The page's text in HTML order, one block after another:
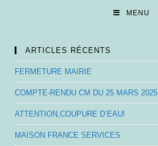
MENU
ARTICLES RÉCENTS
FERMETURE MAIRIE
COMPTE-RENDU CM DU 25 MARS 2025
ATTENTION,COUPURE D’EAU!
MAISON FRANCE SERVICES